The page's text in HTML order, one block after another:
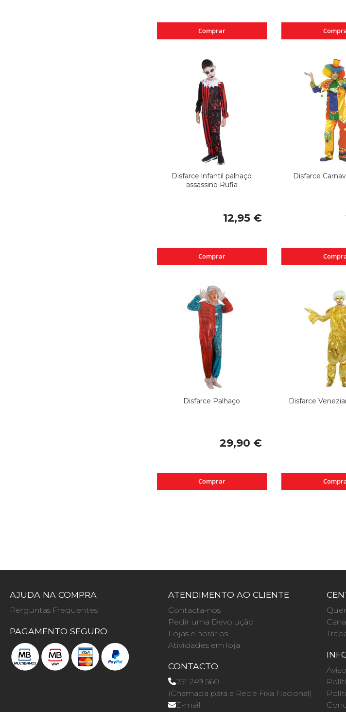
Comprar
Disfarce infantil palhaço
assassino Rufia
12,95 €
Comprar
Disfarce
Disfarce Palhaço
29,90 €
Comprar
Disfarce
AJUDA NA COMPRA
Perguntas Frequentes
PAGAMENTO SEGURO
ATENDIMENTO AO CLIENTE
Contacta-nos
Pedir uma Devolução
Lojas e horários
Atividades em loja
CONTACTO
251 249 560
(Chamada para a Rede Fixa Nacional)
E-mail